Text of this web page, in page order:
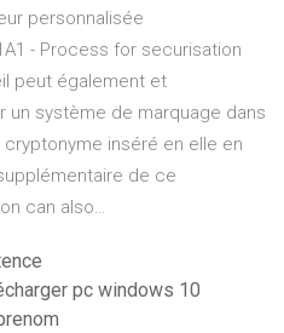
personnalisée
- Process for securisation
peut également et
un système de marquage dans
inséré en elle en
de ce
can also…
pc windows 10